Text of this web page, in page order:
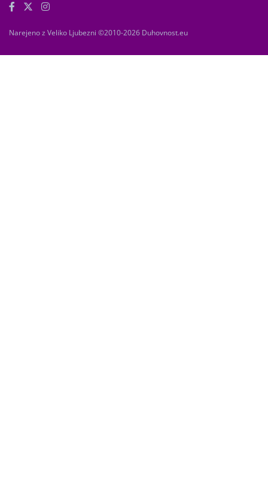
Narejeno z Veliko Ljubezni ©2010-2026 Duhovnost.eu